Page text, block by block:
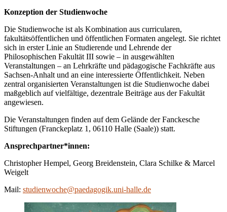
Konzeption der Studienwoche
Die Studienwoche ist als Kombination aus curricularen,
fakultätsöffentlichen und öffentlichen Formaten angelegt. Sie richtet
sich in erster Linie an Studierende und Lehrende der
Philosophischen Fakultät III sowie – in ausgewählten
Veranstaltungen – an Lehrkräfte und pädagogische Fachkräfte aus
Sachsen-Anhalt und an eine interessierte Öffentlichkeit. Neben
zentral organisierten Veranstaltungen ist die Studienwoche dabei
maßgeblich auf vielfältige, dezentrale Beiträge aus der Fakultät
angewiesen.
Die Veranstaltungen finden auf dem Gelände der Fanckesche
Stiftungen (Franckeplatz 1, 06110 Halle (Saale)) statt.
Ansprechpartner*innen:
Christopher Hempel, Georg Breidenstein, Clara Schilke & Marcel
Weigelt
Mail: studienwoche@paedagogik.uni-halle.de